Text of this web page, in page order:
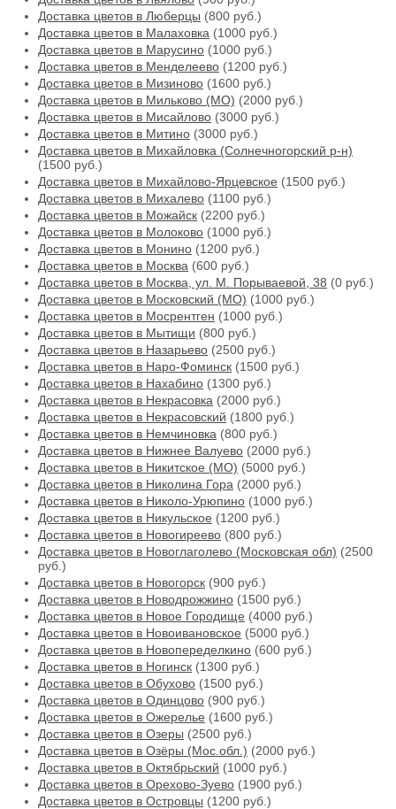
Доставка цветов в Люберцы (800 руб.)
Доставка цветов в Малаховка (1000 руб.)
Доставка цветов в Марусино (1000 руб.)
Доставка цветов в Менделеево (1200 руб.)
Доставка цветов в Мизиново (1600 руб.)
Доставка цветов в Мильково (МО) (2000 руб.)
Доставка цветов в Мисайлово (3000 руб.)
Доставка цветов в Митино (3000 руб.)
Доставка цветов в Михайловка (Солнечногорский р-н)
(1500 руб.)
Доставка цветов в Михайлово-Ярцевское (1500 руб.)
Доставка цветов в Михалево (1100 руб.)
Доставка цветов в Можайск (2200 руб.)
Доставка цветов в Молоково (1000 руб.)
Доставка цветов в Монино (1200 руб.)
Доставка цветов в Москва (600 руб.)
Доставка цветов в Москва, ул. М. Порываевой, 38 (0 руб.)
Доставка цветов в Московский (МО) (1000 руб.)
Доставка цветов в Мосрентген (1000 руб.)
Доставка цветов в Мытищи (800 руб.)
Доставка цветов в Назарьево (2500 руб.)
Доставка цветов в Наро-Фоминск (1500 руб.)
Доставка цветов в Нахабино (1300 руб.)
Доставка цветов в Некрасовка (2000 руб.)
Доставка цветов в Некрасовский (1800 руб.)
Доставка цветов в Немчиновка (800 руб.)
Доставка цветов в Нижнее Валуево (2000 руб.)
Доставка цветов в Никитское (МО) (5000 руб.)
Доставка цветов в Николина Гора (2000 руб.)
Доставка цветов в Николо-Урюпино (1000 руб.)
Доставка цветов в Никульское (1200 руб.)
Доставка цветов в Новогиреево (800 руб.)
Доставка цветов в Новоглаголево (Московская обл) (2500
руб.)
Доставка цветов в Новогорск (900 руб.)
Доставка цветов в Новодрожжино (1500 руб.)
Доставка цветов в Новое Городище (4000 руб.)
Доставка цветов в Новоивановское (5000 руб.)
Доставка цветов в Новопеределкино (600 руб.)
Доставка цветов в Ногинск (1300 руб.)
Доставка цветов в Обухово (1500 руб.)
Доставка цветов в Одинцово (900 руб.)
Доставка цветов в Ожерелье (1600 руб.)
Доставка цветов в Озеры (2500 руб.)
Доставка цветов в Озёры (Мос.обл.) (2000 руб.)
Доставка цветов в Октябрьский (1000 руб.)
Доставка цветов в Орехово-Зуево (1900 руб.)
Доставка цветов в Островцы (1200 руб.)